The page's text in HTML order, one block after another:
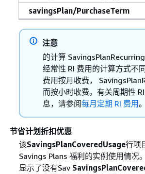
savingsPlan/PurchaseTerm
注意
的计算
经常性 RI 费用的计算方式不
费用按月收费，
而按小时收费。有关周期性
息，请参阅每月定期 RI 费用。
节省计划折扣优惠
该SavingsPlanCoveredUsage行项
Savings Plans 福利的实例使用情况
显示了没有Sav